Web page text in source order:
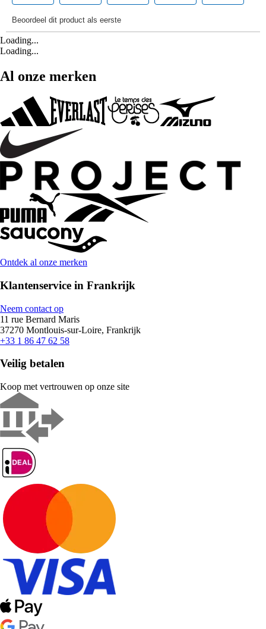
Loading...
Loading...
Al onze merken
Ontdek al onze merken
Klantenservice in Frankrijk
Neem contact op
11 rue Bernard Maris
37270 Montlouis-sur-Loire, Frankrijk
+33 1 86 47 62 58
Veilig betalen
Koop met vertrouwen op onze site